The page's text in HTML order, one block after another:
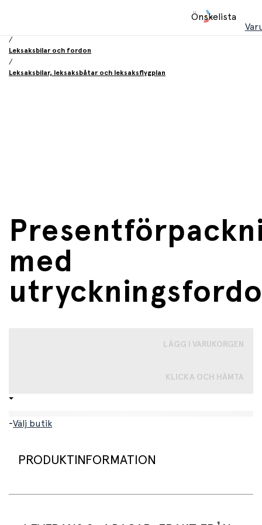
Önskelista
/
Leksaksbilar och fordon
/
Leksaksbilar, leksaksbåtar och leksaksflygplan
med
LÄGG I VARUKORGEN
KLICKA OCH HÄMTA
-Välj butik
PRODUKTINFORMATION